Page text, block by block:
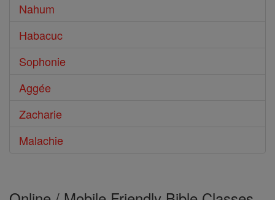
Nahum
Habacuc
Sophonie
Aggée
Zacharie
Malachie